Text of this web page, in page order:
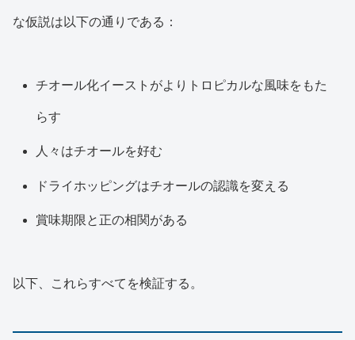
な仮説は以下の通りである：
チオール化イーストがよりトロピカルな風味をもた
らす
人々はチオールを好む
ドライホッピングはチオールの認識を変える
賞味期限と正の相関がある
以下、これらすべてを検証する。